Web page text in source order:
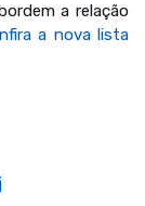
a relação
a nova lista